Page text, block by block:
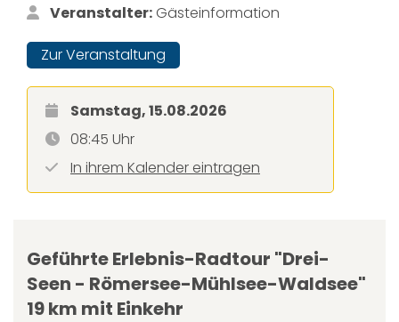
Veranstalter: Gästeinformation
Zur Veranstaltung
Samstag, 15.08.2026
08:45 Uhr
In ihrem Kalender eintragen
Geführte Erlebnis-Radtour "Drei-
Seen - Römersee-Mühlsee-Waldsee"
19 km mit Einkehr